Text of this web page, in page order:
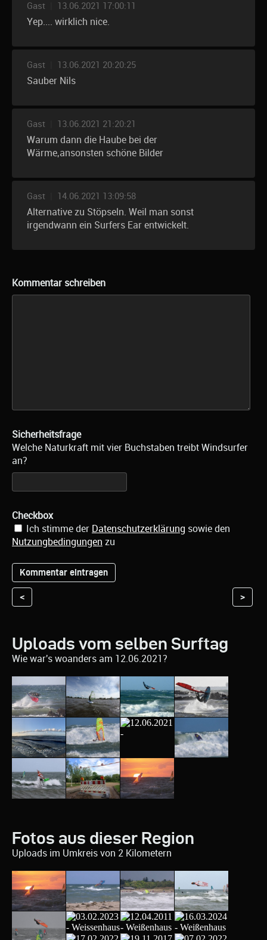
Gast 13.06.2021 17:00:11
Yep.... wirklich nice.
Gast 13.06.2021 20:20:25
Sauber Nils
Gast 13.06.2021 21:20:21
Warum dann die Haube bei der
Wärme,ansonsten schöne Bilder
Gast 14.06.2021 13:09:58
Alternative zu Stöpseln. Weil man sonst
irgendwann ein Surfers Ear entwickelt.
Kommentar schreiben
Sicherheitsfrage
Welche Naturkraft mit vier Buchstaben treibt Windsurfer
an?
Checkbox
Ich stimme der Datenschutzerklärung sowie den
Nutzungbedingungen zu
< >
Uploads vom selben Surftag
Wie war's woanders am 12.06.2021?
Fotos aus dieser Region
Uploads im Umkreis von 2 Kilometern